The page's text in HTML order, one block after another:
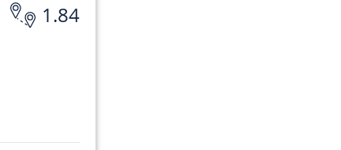
1.84